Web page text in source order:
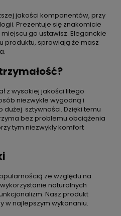
jakości komponentów, przy
Prezentuje się znakomicie
go ustawisz. Eleganckie
produktu, sprawiają że masz
z wysokiej jakości litego
niezwykle wygodną i
sztywności. Dzięki temu
bez problemu obciążenia
tym niezwykły komfort
ze względu na
naturalnych
Nasz produkt
w najlepszym wykonaniu.